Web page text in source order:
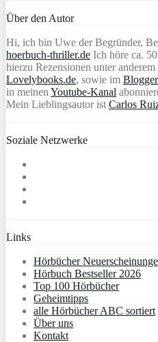
Über den Autor
Hi, ich bin Uwe der Begründer,
hoerbuch-thriller.de Ich höre ca.
hierzu Rezensionen unter
Lovelybooks.de, sowie im
in meinen Youtube-Kanal
Mein Lieblingsautor ist Carlos
Soziale Netzwerke
Links
Hörbücher
Hörbuch Bestseller 2026
Top 100 Hörbücher
Geheimtipps
alle Hörbücher ABC sortiert
Über uns
Kontakt